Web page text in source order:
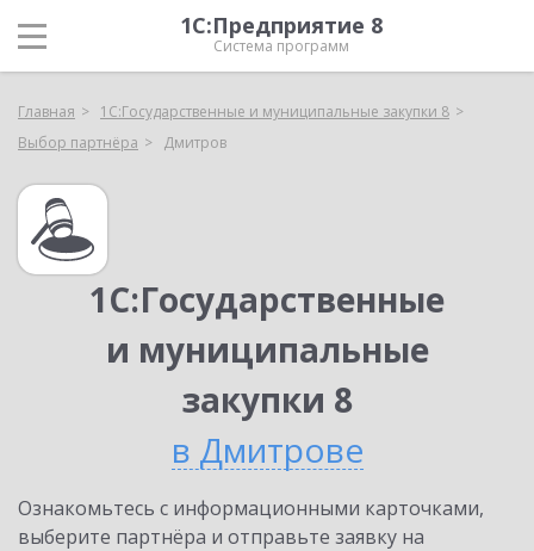
1С:Предприятие 8
Система программ
Главная
1С:Государственные и муниципальные закупки 8
Выбор партнёра
Дмитров
1С:Государственные
и муниципальные
закупки 8
в Дмитрове
Ознакомьтесь с информационными карточками,
выберите партнёра и отправьте заявку на